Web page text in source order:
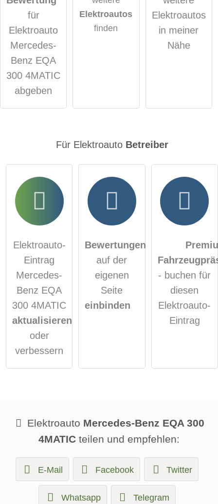
öffentliche Frage stellen Abbrechen
Hinweis: Bitte beachten Sie, öffentliche Fragen sindfür alle
Klicken Sie hier um eine
Elektroauto-Eintrag zu stellen
für
Elektroauto
Mercedes-
Benz EQA
300 4MATIC
abgeben
Elektroautos
finden
Elektroautos
in meiner
Nähe
Für Elektroauto Betreiber
Elektroauto-
Eintrag
Mercedes-
Benz EQA
300 4MATIC
aktualisieren
oder
verbessern
Bewertungen
auf der
eigenen
Seite
einbinden
- buchen für
diesen
Elektroauto-
Eintrag
Elektroauto Mercedes-Benz EQA 300
4MATIC teilen und empfehlen:
E-Mail Facebook Twitter
Whatsapp Telegram